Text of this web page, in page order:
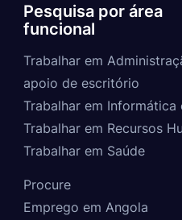
Pesquisa por área
funcional
Trabalhar em
apoio de escritório
Trabalhar em Informática
Trabalhar em Recursos
Trabalhar em Saúde
Procure
Emprego em Angola